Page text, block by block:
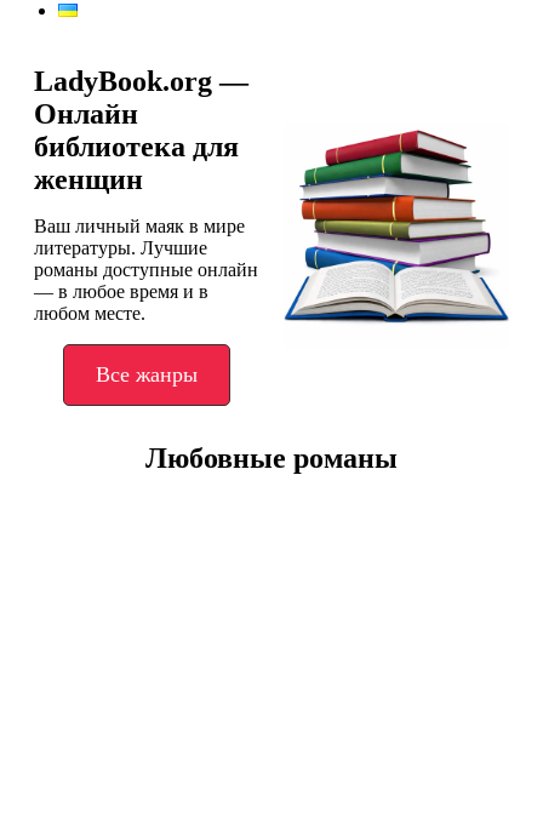
LadyBook.org —
Онлайн
библиотека для
женщин
Ваш личный маяк в мире
литературы. Лучшие
романы доступные онлайн
— в любое время и в
любом месте.
Все жанры
Любовные романы